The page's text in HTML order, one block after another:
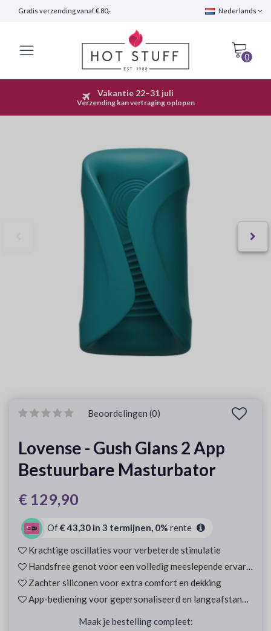
Gratis verzending vanaf € 80,- Nederlands
0
Snelle Verzending (24 uur)
Vakantie 22–31 juli
Verzending kan vertraging oplopen
Beoordelingen (0)
Lovense - Gush Glans 2 App
Bestuurbare Masturbator
€ 129,90
Of€ 43,30 in 3 termijnen, 0% rente
Krachtige oscillaties voor verbeterde stimulatie
Handsfree genot voor een volledig meeslepende ervaring
Zachter siliconen voor extra comfort en dekking
App-bediening voor gepersonaliseerd en langeafstandsplezier
Maak je bestelling compleet: